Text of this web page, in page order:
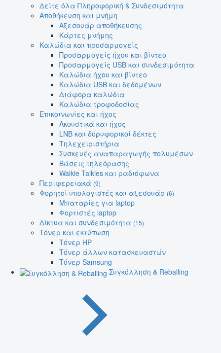
Δείτε όλα Πληροφορική & Συνδεσιμότητα
Αποθήκευση και μνήμη
Αξεσουάρ αποθήκευσης
Κάρτες μνήμης
Καλώδια και προσαρμογείς
Προσαρμογείς ήχου και βίντεο
Προσαρμογείς USB και συνδεσιμότητα
Καλώδια ήχου και βίντεο
Καλώδια USB και δεδομένων
Διάφορα καλώδια
Καλώδια τροφοδοσίας
Επικοινωνίες και ήχος
Ακουστικά και ήχος
LNB και δορυφορικοί δέκτες
Τηλεχειριστήρια
Συσκευές αναπαραγωγής πολυμέσων
Βάσεις τηλεόρασης
Walkie Talkies και ραδιόφωνα
Περιφερειακά (9)
Φορητοί υπολογιστές και αξεσουάρ (6)
Μπαταρίες για laptop
Φορτιστές laptop
Δίκτυα και συνδεσιμότητα (15)
Τόνερ και εκτύπωση
Τόνερ HP
Τόνερ άλλων κατασκευαστών
Τόνερ Samsung
Συγκόλληση & Reballing